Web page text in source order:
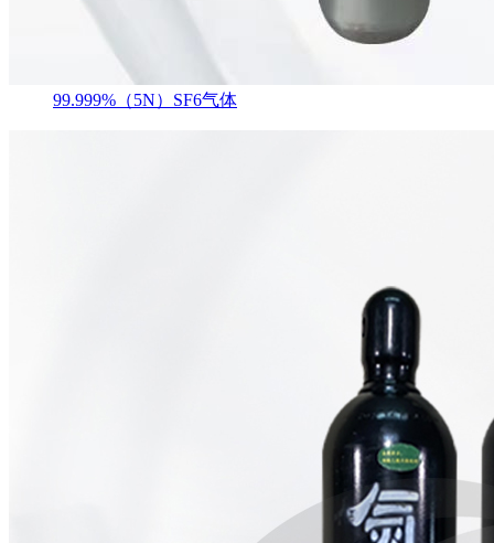
99.999%（5N）SF6气体